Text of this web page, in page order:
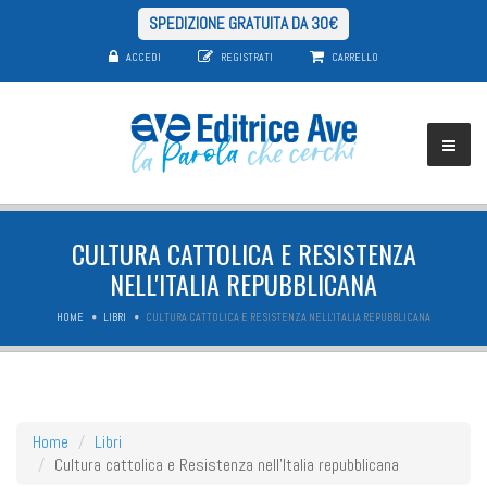
SPEDIZIONE GRATUITA DA 30€
ACCEDI REGISTRATI CARRELLO
CULTURA CATTOLICA E RESISTENZA
NELL'ITALIA REPUBBLICANA
HOME LIBRI CULTURA CATTOLICA E RESISTENZA NELL'ITALIA REPUBBLICANA
Home
Libri
Cultura cattolica e Resistenza nell'Italia repubblicana